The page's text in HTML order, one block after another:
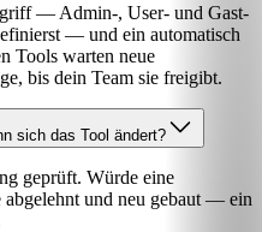
— Admin-, User- und Gast-
— und ein automatisch
Tools warten neue
bis dein Team sie freigibt.
sich das Tool ändert?
geprüft. Würde eine
und neu gebaut — ein